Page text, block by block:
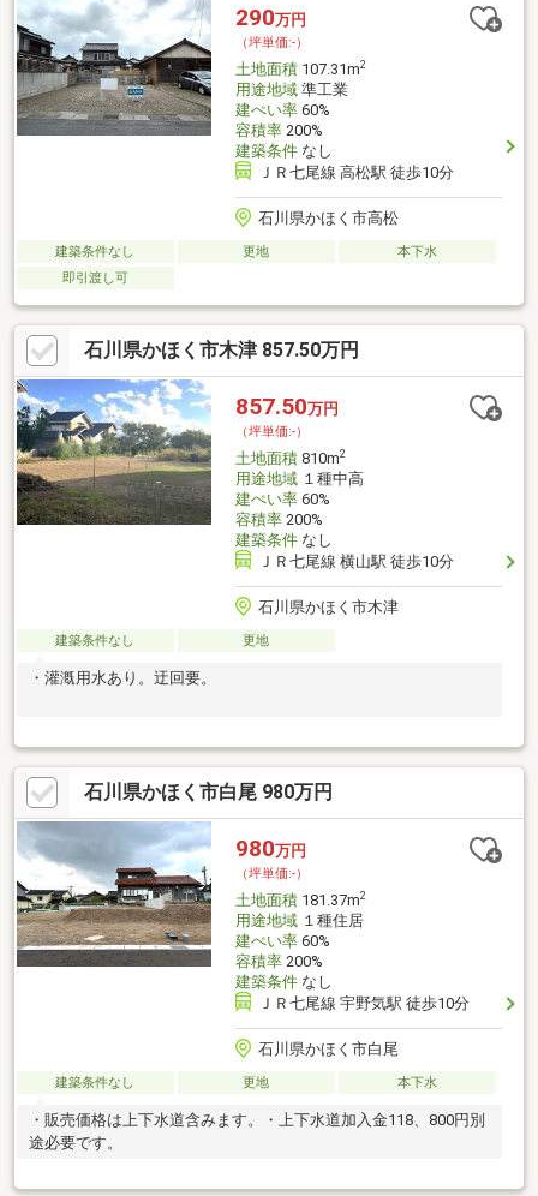
290万円
（坪単価:-）
土地面積107.31m2
用途地域準工業
建ぺい率60%
容積率200%
建築条件なし
ＪＲ七尾線 高松駅 徒歩10分
石川県かほく市高松
建築条件なし 更地
本下水
即引渡し可
石川県かほく市木津 857.50万円
857.50万円
（坪単価:-）
土地面積810m2
用途地域１種中高
建ぺい率60%
容積率200%
建築条件なし
ＪＲ七尾線 横山駅 徒歩10分
石川県かほく市木津
建築条件なし 更地
・灌漑用水あり。迂回要。
石川県かほく市白尾 980万円
980万円
（坪単価:-）
土地面積181.37m2
用途地域１種住居
建ぺい率60%
容積率200%
建築条件なし
ＪＲ七尾線 宇野気駅 徒歩10分
石川県かほく市白尾
建築条件なし 更地 本下水
・販売価格は上下水道含みます。・上下水道加入金118、800円別
途必要です。